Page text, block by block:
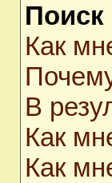
Как
В
Как
Как